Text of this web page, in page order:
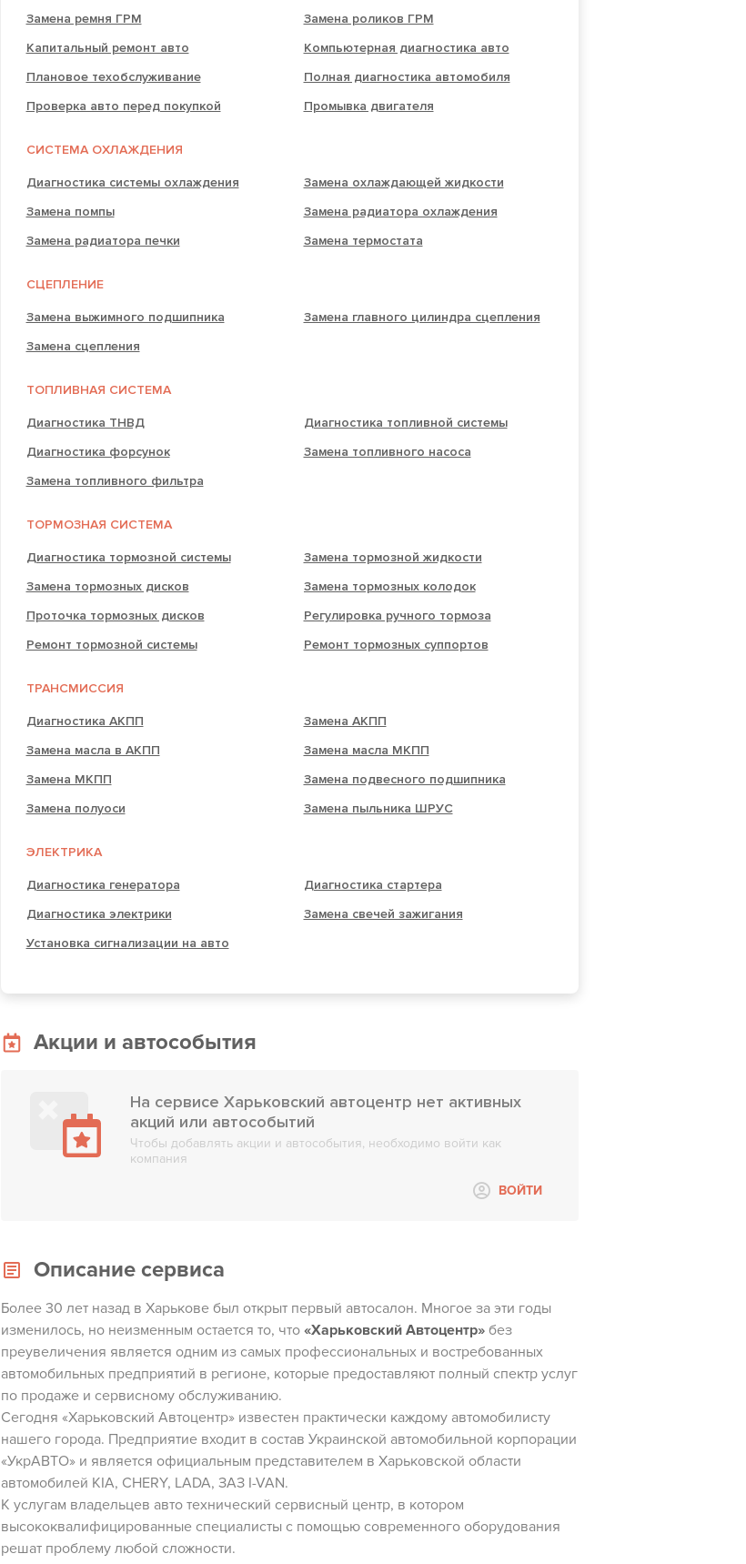
Замена ремня ГРМ
Замена роликов ГРМ
Капитальный ремонт авто
Компьютерная диагностика авто
Плановое техобслуживание
Полная диагностика автомобиля
Проверка авто перед покупкой
Промывка двигателя
СИСТЕМА ОХЛАЖДЕНИЯ
Диагностика системы охлаждения
Замена охлаждающей жидкости
Замена помпы
Замена радиатора охлаждения
Замена радиатора печки
Замена термостата
СЦЕПЛЕНИЕ
Замена выжимного подшипника
Замена главного цилиндра сцепления
Замена сцепления
ТОПЛИВНАЯ СИСТЕМА
Диагностика ТНВД
Диагностика топливной системы
Диагностика форсунок
Замена топливного насоса
Замена топливного фильтра
ТОРМОЗНАЯ СИСТЕМА
Диагностика тормозной системы
Замена тормозной жидкости
Замена тормозных дисков
Замена тормозных колодок
Проточка тормозных дисков
Регулировка ручного тормоза
Ремонт тормозной системы
Ремонт тормозных суппортов
ТРАНСМИССИЯ
Диагностика АКПП
Замена АКПП
Замена масла в АКПП
Замена масла МКПП
Замена МКПП
Замена подвесного подшипника
Замена полуоси
Замена пыльника ШРУС
ЭЛЕКТРИКА
Диагностика генератора
Диагностика стартера
Диагностика электрики
Замена свечей зажигания
Установка сигнализации на авто
Акции и автособытия
На сервисе Харьковский автоцентр нет активных
акций или автособытий
Чтобы добавлять акции и автособытия, необходимо войти как
компания
ВОЙТИ
Описание сервиса
Более 30 лет назад в Харькове был открыт первый автосалон. Многое за эти годы
изменилось, но неизменным остается то, что «Харьковский Автоцентр»без
преувеличения является одним из самых профессиональных и востребованных
автомобильных предприятий в регионе, которые предоставляют полный спектр услуг
по продаже и сервисному обслуживанию.
Сегодня «Харьковский Автоцентр» известен практически каждому автомобилисту
нашего города. Предприятие входит в состав Украинской автомобильной корпорации
«УкрАВТО» и является официальным представителем в Харьковской области
автомобилей KIA, CHERY, LADA, ЗАЗ I-VAN.
К услугам владельцев авто технический сервисный центр, в котором
высококвалифицированные специалисты с помощью современного оборудования
решат проблему любой сложности.